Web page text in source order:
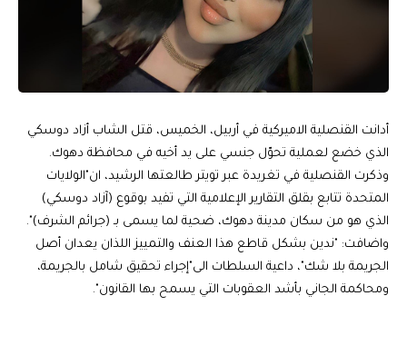
أدانت القنصلية الاميركية في أربيل، الخميس، قتل الشاب أزاد دوسكي
الذي خضع لعملية تحوّل جنسي على يد أخيه في محافظة دهوك.
وذكرت القنصلية في تغريدة عبر تويتر طالعتها الرشيد، ان"الولايات
المتحدة تتابع بقلق التقارير الإعلامية التي تفيد بوقوع (آزاد دوسكي)
الذي هو من سكان مدينة دهوك، ضحية لما يسمى بـ (جرائم الشرف)".
واضافت: "ندين بشكل قاطع هذا العنف والتمييز اللذان يعدان أصل
الجريمة بلا شك"، داعية السلطات الى"إجراء تحقيق شامل بالجريمة،
ومحاكمة الجاني بأشد العقوبات التي يسمح بها القانون".